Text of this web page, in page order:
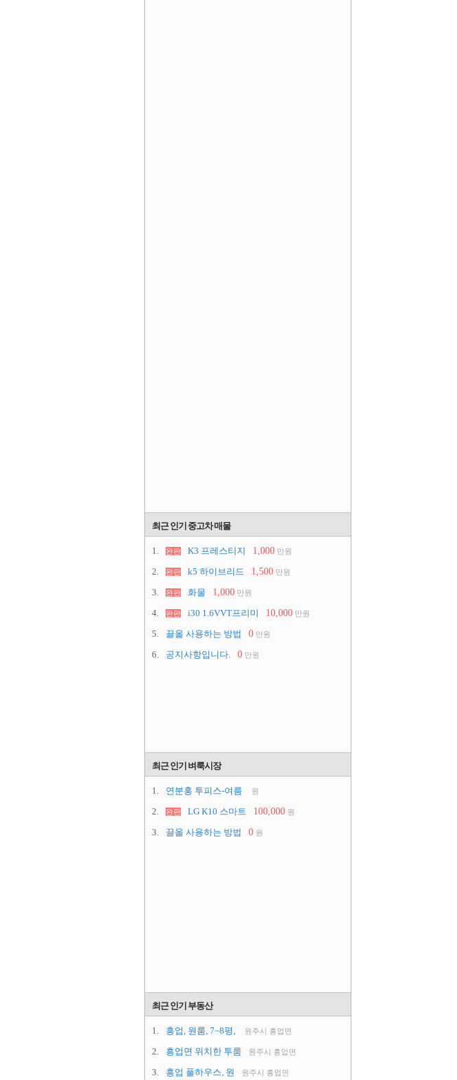
최근 인기 중고차 매물
1. 완판 K3 프레스티지 1,000 만원
2. 완판 k5 하이브리드 1,500 만원
3. 완판 화물 1,000 만원
4. 완판 i30 1.6VVT프리미 10,000 만원
5. 끌올 사용하는 방법 0 만원
6. 공지사항입니다. 0 만원
최근 인기 벼룩시장
1. 연분홍 투피스-여름 원
2. 완판 LG K10 스마트 100,000 원
3. 끌올 사용하는 방법 0 원
최근 인기 부동산
1. 흥업, 원룸, 7~8평, 원주시 흥업면
2. 흥업면 위치한 투룸 원주시 흥업면
3. 흥업 풀하우스, 원 원주시 흥업면